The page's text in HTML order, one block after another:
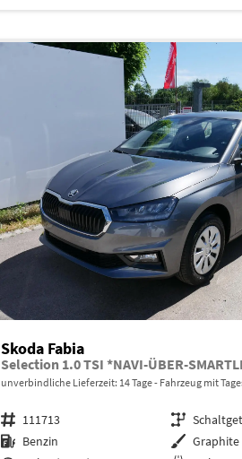
Skoda Fabia
unverbindliche Lieferzeit: 14 Tage Fahrzeug mit
Fahrzeugnr. 111713 Getriebe
Kraftstoff Benzin Außenfarbe Graphite